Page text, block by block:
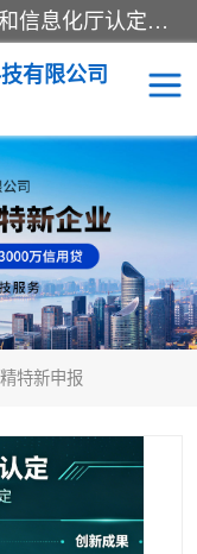
“专精特新”中小企业是指经省工业和信息化厅认定，专注于细分市场、掌握关键核心技术、创新能力强、市场占有率高、质量效益优，在专业化、精细化、特色化、新颖化等方面表现突出的中小企业。
有限公司
特新申报